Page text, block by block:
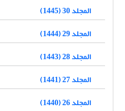
المجلد 30 (1445)
المجلد 29 (1444)
المجلد 28 (1443)
المجلد 27 (1441)
المجلد 26 (1440)